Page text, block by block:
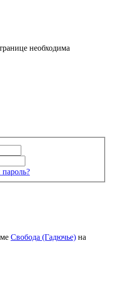
необходима
Свобода (Гадючье) на